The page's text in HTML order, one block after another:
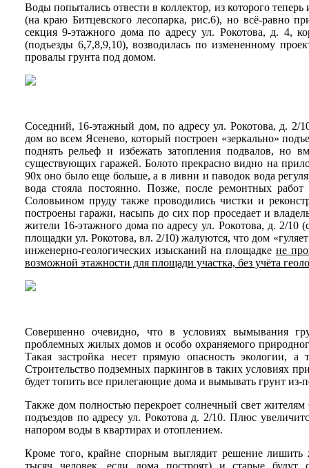
Воды попытались отвести в коллектор, из которого
(на краю Битцевского лесопарка, рис.6), но всё-равно
секция 9-этажного дома по адресу ул. Рокотова, д. 4,
(подъезды 6,7,8,9,10), возводилась по измененному
провалы грунта под домом.
Соседний, 16-этажный дом, по адресу ул. Рокотова, д.
дом во всем Ясенево, который построен «зеркально»
поднять рельеф и избежать затопления подвалов, но
существующих гаражей. Болото прекрасно видно на
90х оно было еще больше, а в ливни и паводок вода
вода стояла постоянно. Позже, после ремонтных
Соловьином пруду также проводились чистки и
построены гаражи, насыпь до сих пор проседает и
жители 16-этажного дома по адресу ул. Рокотова, д. 2/10
площадки ул. Рокотова, вл. 2/10) жалуются, что дом
инженерно-геологических изысканий на площадкене
возможной этажности для площади участка, без учёта
Совершенно очевидно, что в условиях вымывания
проблемных жилых домов и особо охраняемого
Такая застройка несет прямую опасность экологии,
Строительство подземных паркингов в таких условиях
будет топить все прилегающие дома и вымывать грунт из-
Также дом полностью перекроет солнечный свет
подъездов по адресу ул. Рокотова д. 2/10. Плюс
напором воды в квартирах и отоплением.
Кроме того, крайне спорным выглядит решение
тысяч человек, если дома построят) и старые